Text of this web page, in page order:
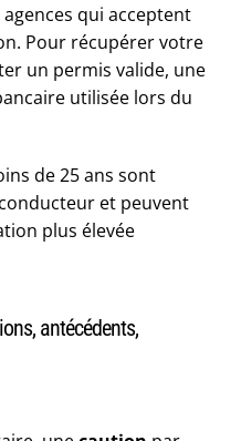
qui acceptent
Pour récupérer votre
un permis valide, une
utilisée lors du
de 25 ans sont
et peuvent
plus élevée
antécédents,